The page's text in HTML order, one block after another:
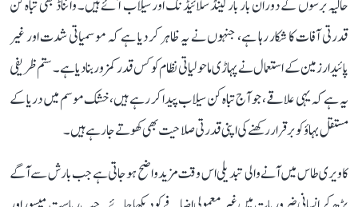
حالیہ برسوں کے دوران بار بار لینڈ سلائیڈنگ اور سیلاب آئے ہیں۔ وائناڈ بھی تباہ کن
قدرتی آفات کا شکار رہا ہے، جنہوں نے یہ ظاہر کر دیا ہے کہ موسمیاتی شدت اور غیر
پائیدار زمین کے استعمال نے پہاڑی ماحولیاتی نظام کو کس قدر کمزور بنا دیا ہے۔ ستم ظریفی
یہ ہے کہ یہی علاقے، جو آج تباہ کن سیلاب پیدا کر رہے ہیں، خشک موسم میں دریا کے
مستقل بہاؤ کو برقرار رکھنے کی اپنی قدرتی صلاحیت بھی کھوتے جا رہے ہیں۔
کاویری طاس میں آنے والی تبدیلی اس وقت مزید واضح ہو جاتی ہے جب بارش سے آگے